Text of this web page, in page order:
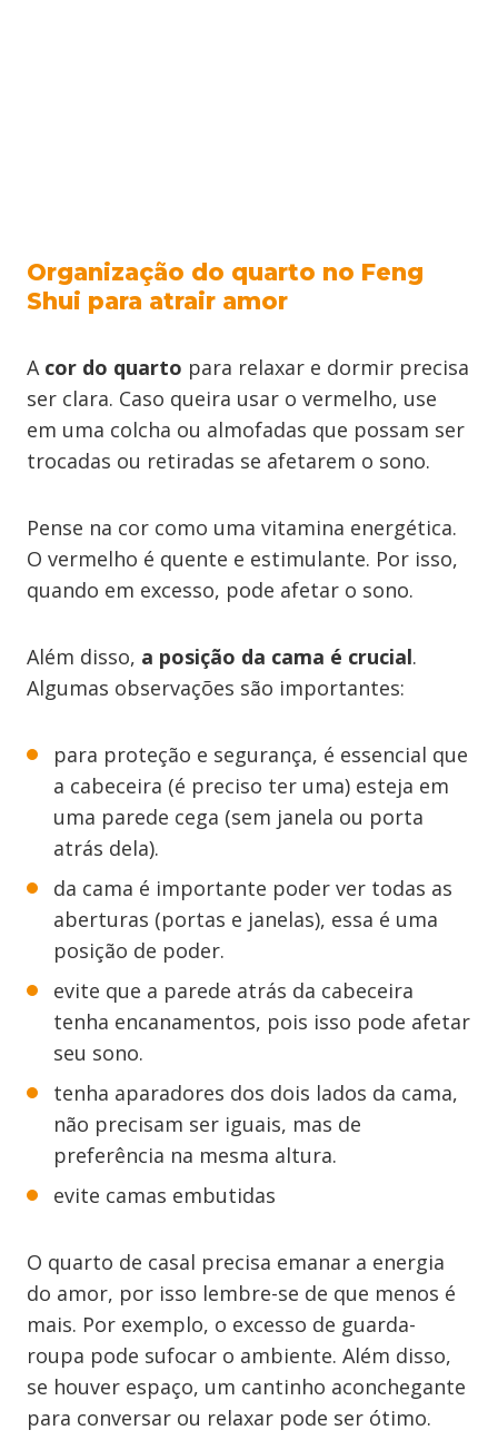
Organização do quarto no Feng
Shui para atrair amor
A cor do quarto para relaxar e dormir precisa
ser clara. Caso queira usar o vermelho, use
em uma colcha ou almofadas que possam ser
trocadas ou retiradas se afetarem o sono.
Pense na cor como uma vitamina energética.
O vermelho é quente e estimulante. Por isso,
quando em excesso, pode afetar o sono.
Além disso, a posição da cama é crucial.
Algumas observações são importantes:
para proteção e segurança, é essencial que
a cabeceira (é preciso ter uma) esteja em
uma parede cega (sem janela ou porta
atrás dela).
da cama é importante poder ver todas as
aberturas (portas e janelas), essa é uma
posição de poder.
evite que a parede atrás da cabeceira
tenha encanamentos, pois isso pode afetar
seu sono.
tenha aparadores dos dois lados da cama,
não precisam ser iguais, mas de
preferência na mesma altura.
evite camas embutidas
O quarto de casal precisa emanar a energia
do amor, por isso lembre-se de que menos é
mais. Por exemplo, o excesso de guarda-
roupa pode sufocar o ambiente. Além disso,
se houver espaço, um cantinho aconchegante
para conversar ou relaxar pode ser ótimo.